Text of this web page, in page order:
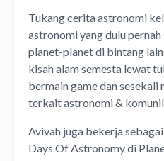
Tukang cerita astronomi
astronomiyang dulu
planet-planet di bintang
kisah alam semesta lewat
bermain game dan sesekali
terkait astronomi &
Avivah juga bekerja
Days Of Astronomydi